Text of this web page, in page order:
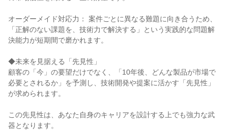
オーダーメイド対応力： 案件ごとに異なる難題に向き合うため、
「正解のない課題を、技術力で解決する」という実践的な問題解
決能力が短期間で磨かれます。
◆未来を見据える「先見性」
顧客の「今」の要望だけでなく、「10年後、どんな製品が市場で
必要とされるか」を予測し、技術開発や提案に活かす「先見性」
が求められます。
この先見性は、あなた自身のキャリアを設計する上でも強力な武
器となります。